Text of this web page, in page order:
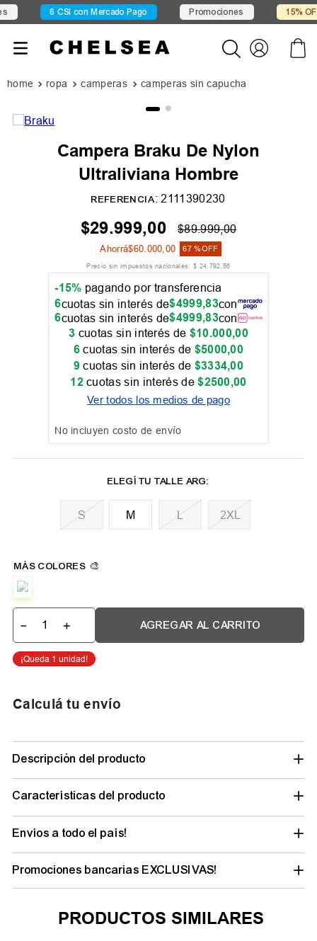
6 CSI con Mercado Pago Promociones 15% OFF
ropa camperas camperas sin capucha
Campera Braku De Nylon
Ultraliviana Hombre
REFERENCIA:2111390230
$29.999,00 $89.999,00
Ahorrá$60.000,00 67 %OFF
Precio sin impuestos nacionales: $ 24.792,56
-15% pagando por transferencia
6cuotas sin interés de$4999,83con
6cuotas sin interés de$4999,83con
3 cuotas sin interés de $10.000,00
6 cuotas sin interés de $5000,00
9 cuotas sin interés de $3334,00
12 cuotas sin interés de$2500,00
Ver todos los medios de pago
No incluyen costo de envío
M L 2XL
＋
－ AGREGAR AL CARRITO
Calculá tu envío
Descripción del producto
Características del producto
Envíos a todo el país!
Promociones bancarias EXCLUSIVAS!
PRODUCTOS SIMILARES